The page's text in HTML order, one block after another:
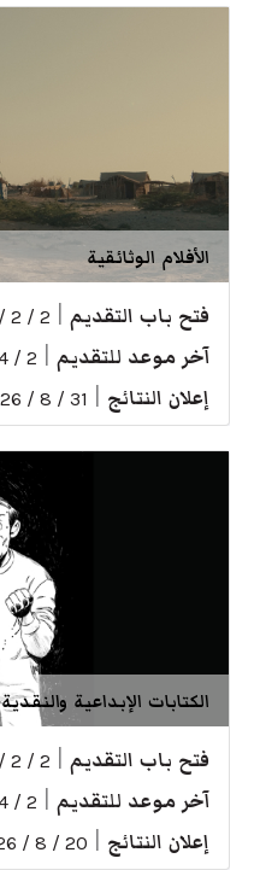
الأفلام الوثائقية
فتح باب التقديم 2 / 2 / 2026
آخر موعد للتقديم 2 / 4 / 2026
إعلان النتائج 31 / 8 / 2026
الكتابات الإبداعية والنقدية
فتح باب التقديم 2 / 2 / 2026
آخر موعد للتقديم 2 / 4 / 2026
إعلان النتائج 20 / 8 / 2026